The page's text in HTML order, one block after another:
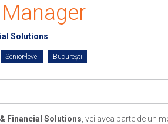
Solutions
Senior-level București
Financial Solutions , vei avea parte de un